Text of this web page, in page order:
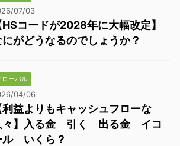
07/03
HSコードが2028年に大幅改定】
にがどうなるのでしょうか？
ローバル
04/06
利益よりもキャッシュフローな
々】入る金 引く 出る金 イコ
ル いくら？